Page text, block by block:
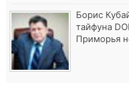
Борис
тайфуна
Приморья